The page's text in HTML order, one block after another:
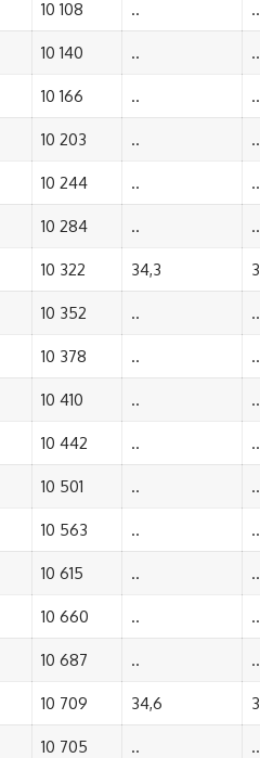
10 108 .. ..
10 140 .. ..
10 166 .. ..
10 203 .. ..
10 244 .. ..
10 284 .. ..
10 322 34,3
10 352 .. ..
10 378 .. ..
10 410 .. ..
10 442 .. ..
10 501 .. ..
10 563 .. ..
10 615 .. ..
10 660 .. ..
10 687 .. ..
10 709 34,6
10 705 .. ..